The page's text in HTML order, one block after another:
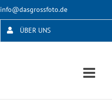
info@dasgrossfoto.de
ÜBER UNS